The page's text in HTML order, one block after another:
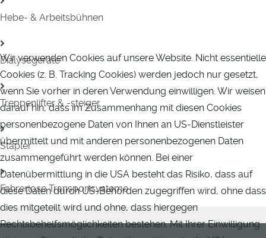
Hebe- & Arbeitsbühnen
Dialysegeräte
Treppenlifter & -steiger
Stapler
Fahrerlose Transportsysteme
Wir verwenden Cookies auf unsere Website. Nicht essentielle
Cookies (z. B. Tracking Cookies) werden jedoch nur gesetzt,
wenn Sie vorher in deren Verwendung einwilligen. Wir weisen
darauf hin, dass im Zusammenhang mit diesen Cookies
personenbezogene Daten von Ihnen an US-Dienstleister
übermittelt und mit anderen personenbezogenen Daten
zusammengeführt werden können. Bei einer
Datenübermittlung in die USA besteht das Risiko, dass auf
diese Daten durch US-Behörden zugegriffen wird, ohne dass
dies mitgeteilt wird und ohne, dass hiergegen
Rechtsbehelfsmöglichkeiten bestehen. Mit Ihrer Einwilligung